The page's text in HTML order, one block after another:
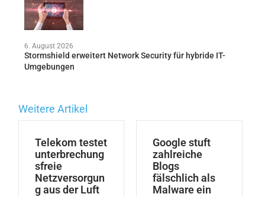
6. August 2026
Stormshield erweitert Network Security für hybride IT-
Umgebungen
Weitere Artikel
Telekom testet
unterbrechung
sfreie
Netzversorgun
g aus der Luft
Google stuft
zahlreiche
Blogs
fälschlich als
Malware ein